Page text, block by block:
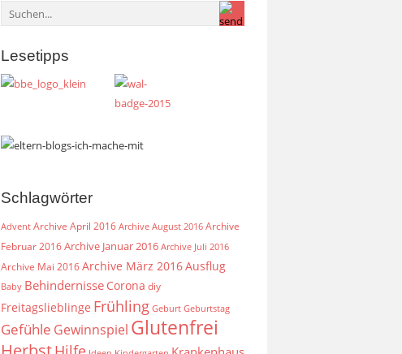
Lesetipps
Schlagwörter
Advent Archive April 2016 Archive August 2016 Archive
Februar 2016Archive Januar 2016 Archive Juli 2016
Archive Mai 2016Archive März 2016Ausflug
Baby Behindernisse Corona diy
Freitagslieblinge Frühling Geburt Geburtstag
Gefühle Gewinnspiel Glutenfrei